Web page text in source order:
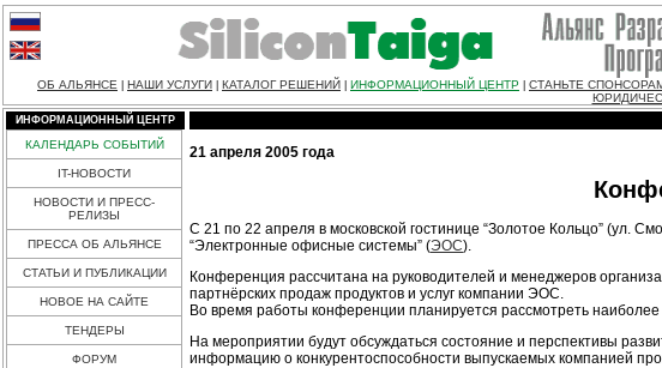
ОБ АЛЬЯНСЕ НАШИ УСЛУГИ КАТАЛОГ РЕШЕНИЙ ИНФОРМАЦИОННЫЙ ЦЕНТР СТАНЬТЕ
ИНФОРМАЦИОННЫЙ ЦЕНТР
КАЛЕНДАРЬ СОБЫТИЙ
IT-НОВОСТИ
НОВОСТИ И ПРЕСС-
РЕЛИЗЫ
ПРЕССА ОБ АЛЬЯНСЕ
СТАТЬИ И ПУБЛИКАЦИИ
НОВОЕ НА САЙТЕ
ТЕНДЕРЫ
ФОРУМ
21 апреля 2005 года
С 21 по 22 апреля в московской гостинице “Золотое Кольцо” (ул.
“Электронные офисные системы” (ЭОС).
Конференция рассчитана на руководителей и менеджеров
партнёрских продаж продуктов и услуг компании ЭОС.
Во время работы конференции планируется рассмотреть
На мероприятии будут обсуждаться состояние и перспективы
информацию о конкурентоспособности выпускаемых компанией